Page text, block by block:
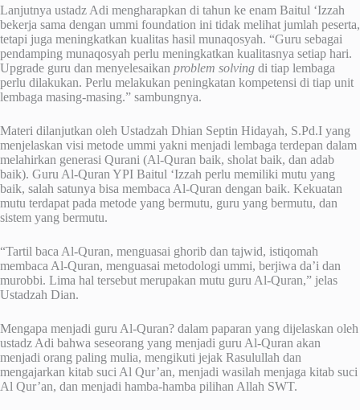
Lanjutnya ustadz Adi mengharapkan di tahun ke enam Baitul ‘Izzah
bekerja sama dengan ummi foundation ini tidak melihat jumlah peserta,
tetapi juga meningkatkan kualitas hasil munaqosyah. “Guru sebagai
pendamping munaqosyah perlu meningkatkan kualitasnya setiap hari.
Upgrade guru dan menyelesaikan problem solving di tiap lembaga
perlu dilakukan. Perlu melakukan peningkatan kompetensi di tiap unit
lembaga masing-masing.” sambungnya.
Materi dilanjutkan oleh Ustadzah Dhian Septin Hidayah, S.Pd.I yang
menjelaskan visi metode ummi yakni menjadi lembaga terdepan dalam
melahirkan generasi Qurani (Al-Quran baik, sholat baik, dan adab
baik). Guru Al-Quran YPI Baitul ‘Izzah perlu memiliki mutu yang
baik, salah satunya bisa membaca Al-Quran dengan baik. Kekuatan
mutu terdapat pada metode yang bermutu, guru yang bermutu, dan
sistem yang bermutu.
“Tartil baca Al-Quran, menguasai ghorib dan tajwid, istiqomah
membaca Al-Quran, menguasai metodologi ummi, berjiwa da’i dan
murobbi. Lima hal tersebut merupakan mutu guru Al-Quran,” jelas
Ustadzah Dian.
Mengapa menjadi guru Al-Quran? dalam paparan yang dijelaskan oleh
ustadz Adi bahwa seseorang yang menjadi guru Al-Quran akan
menjadi orang paling mulia, mengikuti jejak Rasulullah dan
mengajarkan kitab suci Al Qur’an, menjadi wasilah menjaga kitab suci
Al Qur’an, dan menjadi hamba-hamba pilihan Allah SWT.